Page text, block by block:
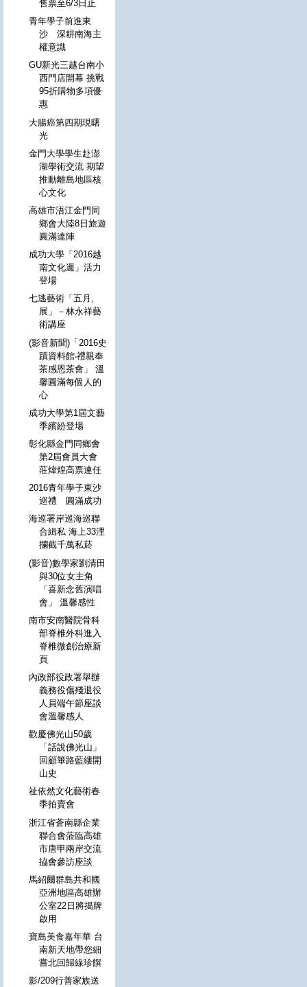
售票至6/3日止
青年學子前進東
沙 深耕南海主
權意識
GU新光三越台南小
西門店開幕 挑戰
95折購物多項優
惠
大腸癌第四期現曙
光
金門大學學生赴澎
湖學術交流 期望
推動離島地區核
心文化
高雄市浯江金門同
鄉會大陸8日旅遊
圓滿達陣
成功大學「2016越
南文化週」活力
登場
七逃藝術「五月,
展」－林永祥藝
術講座
(影音新聞)「2016史
蹟資料館‧禮親奉
茶感恩茶會」 溫
馨圓滿每個人的
心
成功大學第1屆文藝
季繽紛登場
彰化縣金門同鄉會
第2屆會員大會
莊煒煌高票連任
2016青年學子東沙
巡禮 圓滿成功
海巡署岸巡海巡聯
合緝私 海上33浬
攔截千萬私菸
(影音)數學家劉清田
與30位女主角
「喜新念舊演唱
會」 溫馨感性
南市安南醫院骨科
部脊椎外科進入
脊椎微創治療新
頁
內政部役政署舉辦
義務役傷殘退役
人員端午節座談
會溫馨感人
歡慶佛光山50歲
「話說佛光山」
回顧篳路藍縷開
山史
祉依然文化藝術春
季拍賣會
浙江省蒼南縣企業
聯合會蒞臨高雄
市唐甲兩岸交流
拹會參訪座談
馬紹爾群島共和國
亞洲地區高雄辦
公室22日將揭牌
啟用
寶島美食嘉年華 台
南新天地帶您細
嘗北回歸線珍饌
影/209行善家族送